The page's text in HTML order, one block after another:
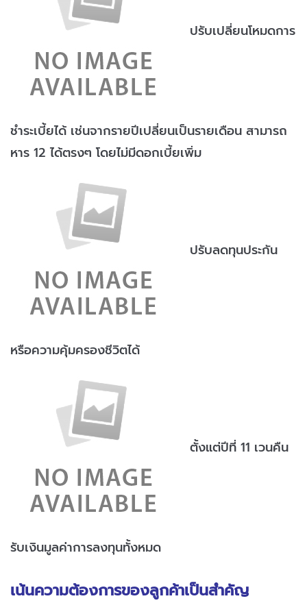
ปรับเปลี่ยนโหมดการ
ชำระเบี้ยได้ เช่นจากรายปีเปลี่ยนเป็นรายเดือน สามารถ
หาร 12 ได้ตรงๆ โดยไม่มีดอกเบี้ยเพิ่ม
ปรับลดทุนประกัน
หรือความคุ้มครองชีวิตได้
ตั้งแต่ปีที่ 11 เวนคืน
รับเงินมูลค่าการลงทุนทั้งหมด
เน้นความต้องการของลูกค้าเป็นสำคัญ